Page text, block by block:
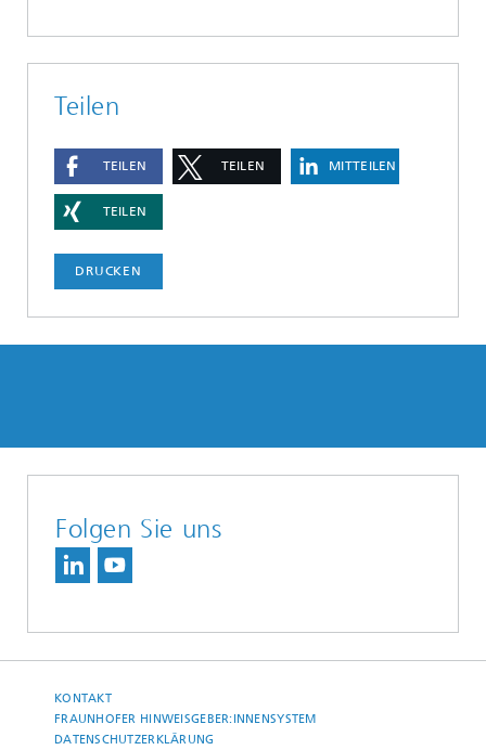
Teilen
TEILEN TEILEN MITTEILEN
TEILEN
DRUCKEN
Folgen Sie uns
KONTAKT
FRAUNHOFER HINWEISGEBER:INNENSYSTEM
DATENSCHUTZERKLÄRUNG